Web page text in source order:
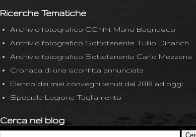
Ricerche Tematiche
Archivio fotografico CC.NN. Mario Bagnasco
Archivio fotografico Sottotenente Tullio Dinarich
Archivio fotografico Sottotenente Carlo Mezzena
Cronaca di una sconfitta annunciata
Elenco dei miei convegni tenuti dal 2018 ad oggi
Speciale Legione Tagliamento
Cerca nel blog